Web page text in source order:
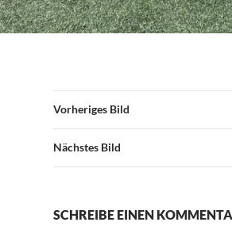
Vorheriges Bild
Nächstes Bild
SCHREIBE EINEN